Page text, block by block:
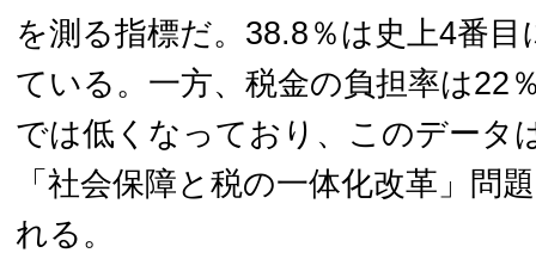
を測る指標だ。38.8％は史上4番
ている。一方、税金の負担率は22
では低くなっており、このデータ
「社会保障と税の一体化改革」問
れる。